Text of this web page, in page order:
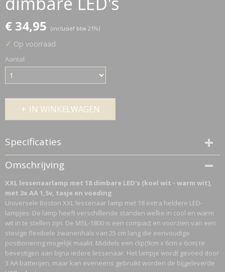
€ 34,95 (inclusief btw 21%)
✓ Op voorraad
Aantal
IN WINKELWAGEN
Specificaties
Netto gewicht
0,45 Kg
Bruto gewicht
0,45 Kg
Omschrijving
XXL lessenaarlamp met 18 dimbare LED's (koel wit - warm wit),
met 3x AA 1,5v, tasje en voeding
Universele Boston XXL lessenaar lamp met 18 extra heldere LED-
lampjes. De lamp heeft verschillende standen welke in cool en warm
wit in te stellen zijn. De MSL-1800 is een compact en voorzien van een
stevige flexibele zwanenhals van 25 cm lang die eenvoudige
positionering mogelijk maakt. Middels een clip(9cm x 6cm x 6cm) te
bevestigen aan bijna iedere lessenaar. Het lampje wordt gevoed door
3 AA batterijen, maar kan eveneens gebruikt worden de bijgeleverde